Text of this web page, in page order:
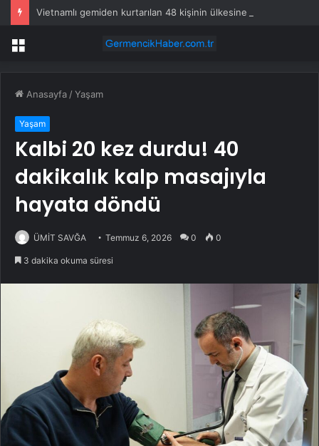
Menü
Anasayfa /Yaşam
Yaşam
Kalbi 20 kez durdu! 40
dakikalık kalp masajıyla
hayata döndü
ÜMİT SAVĞA Temmuz 6, 2026 0 0
3 dakika okuma süresi